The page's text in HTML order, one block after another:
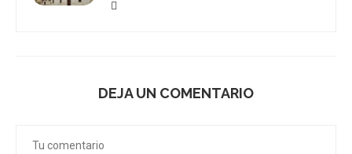
DEJA UN COMENTARIO